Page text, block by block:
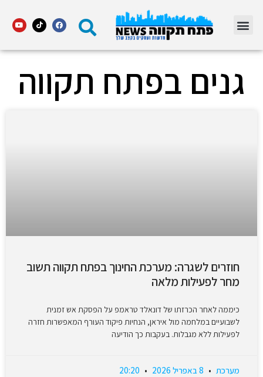
גנים בפתח תקווה
חוזרים לשגרה: מערכת החינוך בפתח תקווה תשוב
מחר לפעילות מלאה
כיממה לאחר הכרזתו של דונאלד טראמפ על הפסקת אש זמנית
לשבועיים במלחמה מול איראן, הנחיות פיקוד העורף המאפשרות חזרה
לפעילות ללא מגבלות. בעקבות כך הודיעה
מערכת